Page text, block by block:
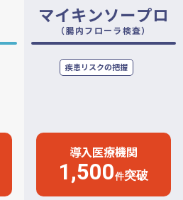
マイキンソープロ
（腸内フローラ検査）
疾患リスクの把握
導入医療機関
1,500件突破